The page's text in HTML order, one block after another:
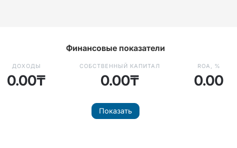
Финансовые показатели
ДОХОДЫ
0.00₸
СОБСТВЕННЫЙ КАПИТАЛ
0.00₸
ROA, %
0.00
Показать